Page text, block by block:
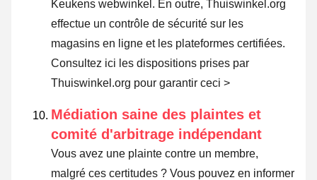
Keukens webwinkel. En outre, Thuiswinkel.org
effectue un contrôle de sécurité sur les
magasins en ligne et les plateformes certifiées.
Consultez ici les dispositions prises par
Thuiswinkel.org pour garantir ceci >
Médiation saine des plaintes et
comité d'arbitrage indépendant
Vous avez une plainte contre un membre,
malgré ces certitudes ? Vous pouvez en informer